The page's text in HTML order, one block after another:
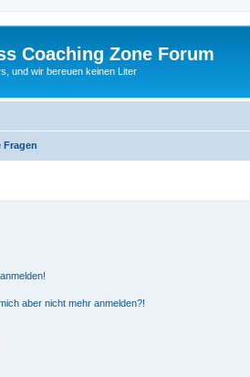
Coaching Zone Forum
und wir bereuen keinen Liter
Fragen
aber nicht mehr anmelden?!